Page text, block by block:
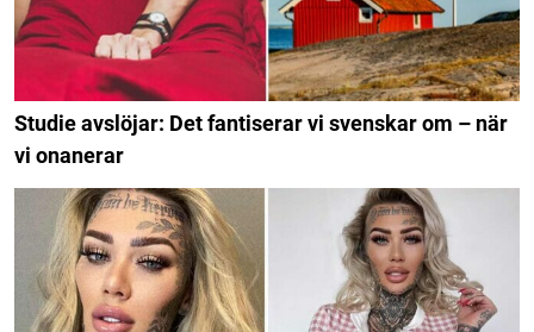
Studie avslöjar: Det fantiserar vi svenskar om – när
vi onanerar